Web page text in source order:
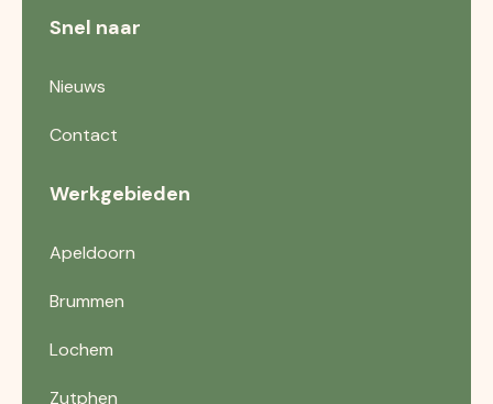
Snel naar
Nieuws
Contact
Werkgebieden
Apeldoorn
Brummen
Lochem
Zutphen